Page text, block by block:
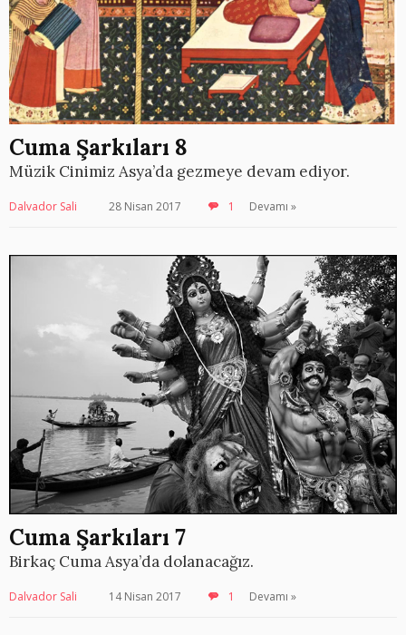
Cuma Şarkıları 8
Müzik Cinimiz Asya’da gezmeye devam ediyor.
Dalvador Sali 28 Nisan 2017 1 Devamı »
Cuma Şarkıları 7
Birkaç Cuma Asya’da dolanacağız.
Dalvador Sali 14 Nisan 2017 1 Devamı »